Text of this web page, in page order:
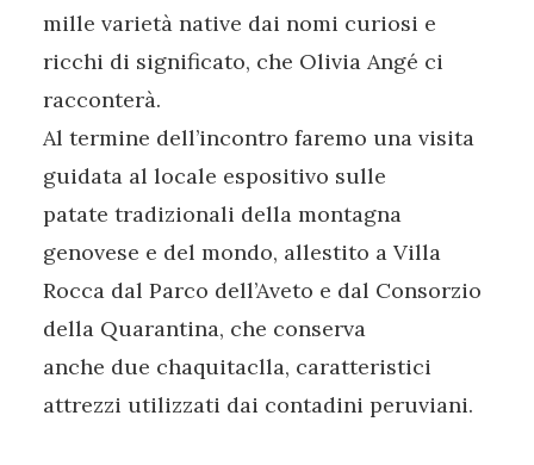
mille varietà native dai nomi curiosi e
ricchi di significato, che Olivia Angé ci
racconterà.
Al termine dell’incontro faremo una visita
guidata al locale espositivo sulle
patate tradizionali della montagna
genovese e del mondo, allestito a Villa
Rocca dal Parco dell’Aveto e dal Consorzio
della Quarantina, che conserva
anche due chaquitaclla, caratteristici
attrezzi utilizzati dai contadini peruviani.